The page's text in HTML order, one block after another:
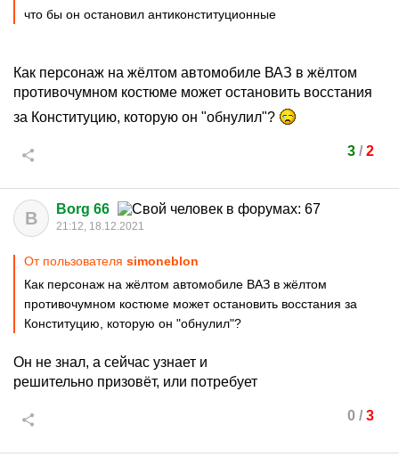
что бы он остановил антиконституционные
Как персонаж на жёлтом автомобиле ВАЗ в жёлтом
противочумном костюме может остановить восстания
за Конституцию, которую он "обнулил"?
3/ 2
B Borg 66
21:12, 18.12.2021
От пользователя simoneblon
Как персонаж на жёлтом автомобиле ВАЗ в жёлтом
противочумном костюме может остановить восстания за
Конституцию, которую он "обнулил"?
Он не знал, а сейчас узнает и
решительно призовёт, или потребует
0 / 3